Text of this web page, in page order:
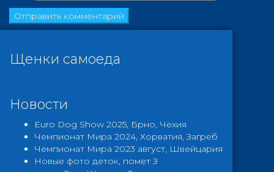
Щенки самоеда
Новости
Euro Dog Show 2025, Брно, Чехия
Чемпионат Мира 2024, Хорватия, Загреб
Чемпионат Мира 2023 август, Швейцария
Новые фото деток, помет З